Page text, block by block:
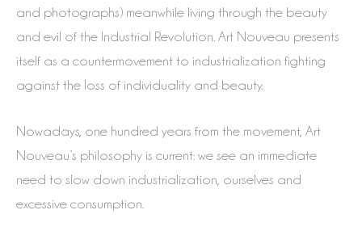
and photographs) meanwhile living through the beauty
and evil of the Industrial Revolution. Art Nouveau presents
itself as a countermovement to industrialization fighting
against the loss of individuality and beauty.
Nowadays, one hundred years from the movement, Art
Nouveau’s philosophy is current: we see an immediate
need to slow down industrialization, ourselves and
excessive consumption.